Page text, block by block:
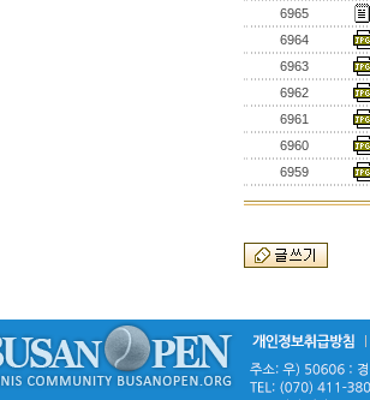
6965
6964
6963
6962
6961
6960
6959